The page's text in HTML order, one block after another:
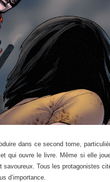
dans ce second tome,
qui ouvre le livre. Même si elle
Tous les protagonistes
d’importance.